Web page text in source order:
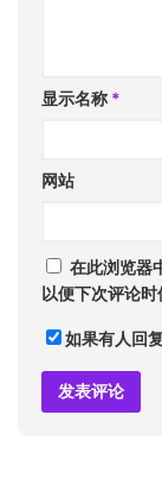
显示名称 *
网站
在此浏览器
以便下次评论时
如果有人回